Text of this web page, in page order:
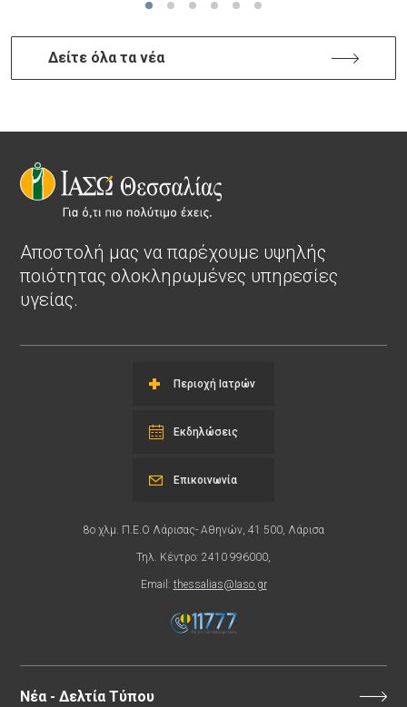
Δείτε όλα τα νέα
Αποστολή μας να παρέχουμε υψηλής
ποιότητας ολοκληρωμένες υπηρεσίες
υγείας.
Περιοχή Ιατρών
Εκδηλώσεις
8ο χλμ. Π.Ε.Ο Λάρισας- Αθηνών, 41 500, Λάρισα
Τηλ. Κέντρο: 2410 996000,
Email: thessalias@Iaso.gr
Επικοινωνία
Νέα - Δελτία Τύπου